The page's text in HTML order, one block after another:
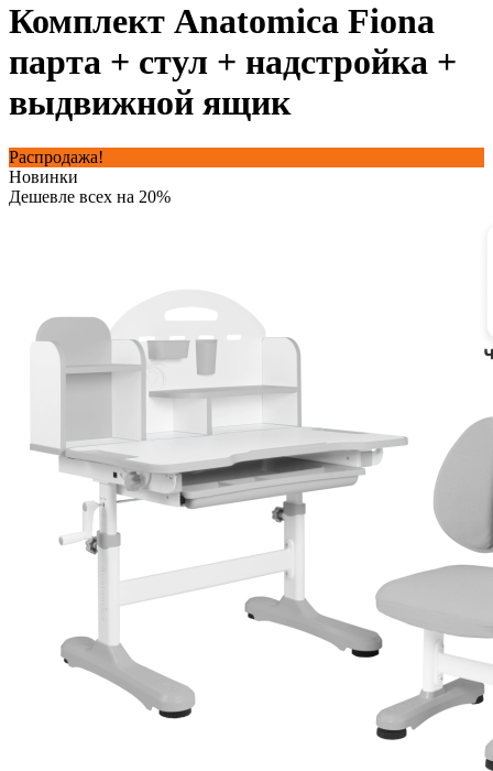
Комплект Anatomica Fiona
парта + стул + надстройка +
выдвижной ящик
Распродажа!
Новинки
Дешевле всех на 20%